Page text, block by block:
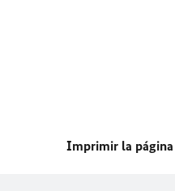
Imprimir la página